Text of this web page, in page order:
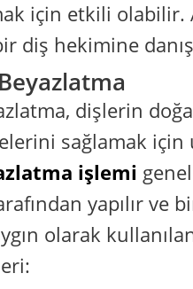
için etkili
diş hekimine
dişlerin
sağlamak
işlemi
yapılır ve
olarak